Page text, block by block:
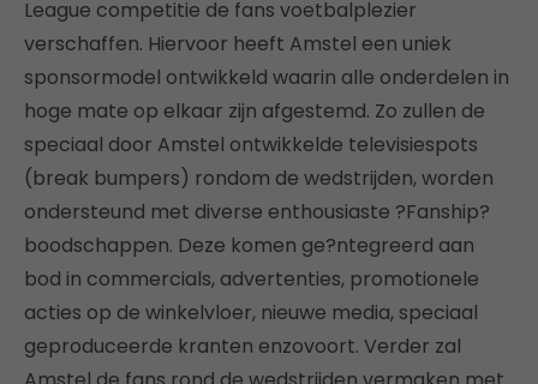
League competitie de fans voetbalplezier
verschaffen. Hiervoor heeft Amstel een uniek
sponsormodel ontwikkeld waarin alle onderdelen in
hoge mate op elkaar zijn afgestemd. Zo zullen de
speciaal door Amstel ontwikkelde televisiespots
(break bumpers) rondom de wedstrijden, worden
ondersteund met diverse enthousiaste ?Fanship?
boodschappen. Deze komen ge?ntegreerd aan
bod in commercials, advertenties, promotionele
acties op de winkelvloer, nieuwe media, speciaal
geproduceerde kranten enzovoort. Verder zal